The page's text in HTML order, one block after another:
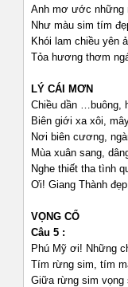
Anh mơ ước những
Như màu sim tím
Khói lam chiều yên
Tỏa hương thơm
LÝ CÁI MƠN
Chiều dần …buông,
Biên giới xa xôi,
Nơi biên cương,
Mùa xuân sang,
Nghe thiết tha tình
Ơi! Giang Thành
VỌNG CỔ
Câu 5 :
Phú Mỹ ơi! Những
Tím rừng sim, tím
Giữa rừng sim vọng